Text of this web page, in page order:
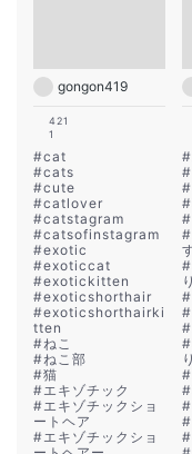
gongon419
421
1
#cat
#cats
#cute
#catlover
#catstagram
#catsofinstagram
#exotic
#exoticcat
#exotickitten
#exoticshorthair
#exoticshorthairki
tten
#ねこ
#ねこ部
#猫
#エキゾチック
#エキゾチックショ
ートヘア
#エキゾチックショ
#
#
#
#
#
#
#
#
#
#
#
#
#
#
#
#